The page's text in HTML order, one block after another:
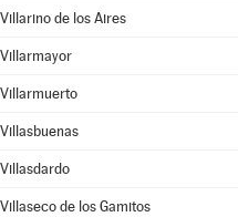
Villarino de los Aires
Villarmayor
Villarmuerto
Villasbuenas
Villasdardo
Villaseco de los Gamitos